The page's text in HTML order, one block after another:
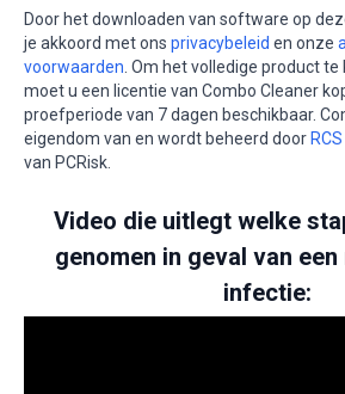
Door het downloaden van software op
je akkoord met ons privacybeleid en onze
voorwaarden . Om het volledige product
moet u een licentie van Combo Cleaner
proefperiode van 7 dagen beschikbaar.
eigendom van en wordt beheerd doorRCS
van PCRisk.
Video die uitlegt welke
genomen in geval van
infectie: